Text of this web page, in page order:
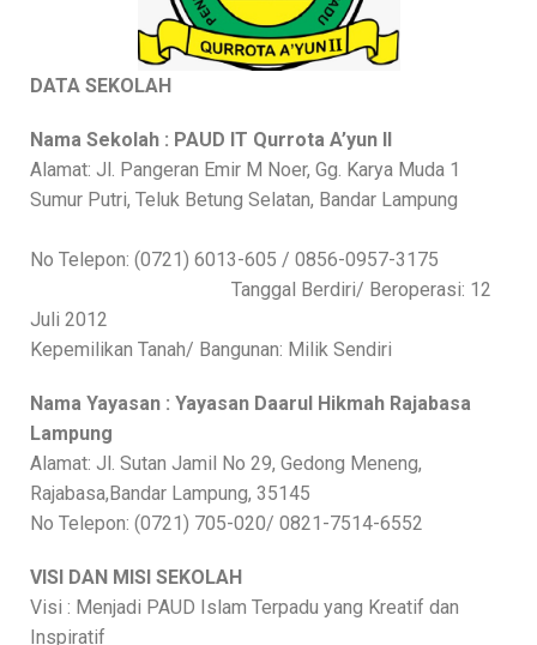
DATA SEKOLAH
Nama Sekolah : PAUD IT Qurrota A’yun II
Alamat: Jl. Pangeran Emir M Noer, Gg. Karya Muda 1
Sumur Putri, Teluk Betung Selatan, Bandar Lampung
No Telepon: (0721) 6013-605 / 0856-0957-3175
Tanggal Berdiri/ Beroperasi: 12
Juli 2012
Kepemilikan Tanah/ Bangunan: Milik Sendiri
Nama Yayasan : Yayasan Daarul Hikmah Rajabasa
Lampung
Alamat: Jl. Sutan Jamil No 29, Gedong Meneng,
Rajabasa,Bandar Lampung, 35145
No Telepon: (0721) 705-020/ 0821-7514-6552
VISI DAN MISI SEKOLAH
Visi : Menjadi PAUD Islam Terpadu yang Kreatif dan
Inspiratif